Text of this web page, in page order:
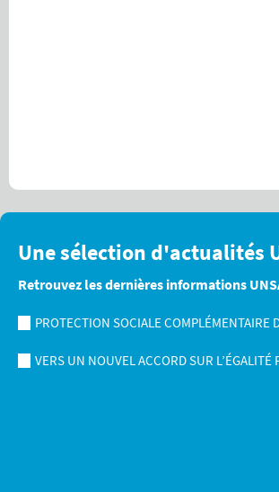
Une sélection d'actualités
Retrouvez les dernières informations
PROTECTION SOCIALE COMPLÉMENTAIRE
VERS UN NOUVEL ACCORD SUR